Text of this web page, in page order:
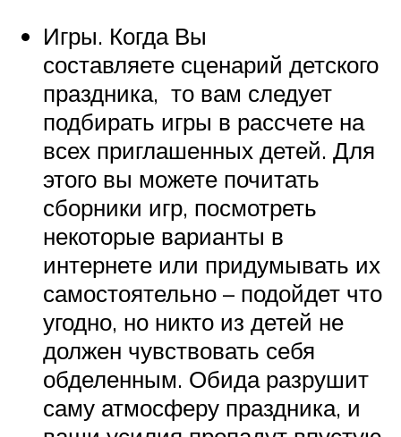
Игры. Когда Вы
составляете сценарий детского
праздника, то вам следует
подбирать игры в рассчете на
всех приглашенных детей. Для
этого вы можете почитать
сборники игр, посмотреть
некоторые варианты в
интернете или придумывать их
самостоятельно – подойдет что
угодно, но никто из детей не
должен чувствовать себя
обделенным. Обида разрушит
саму атмосферу праздника, и